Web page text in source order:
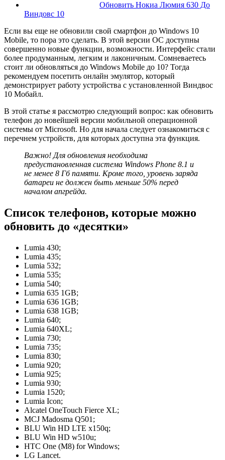
Обновить Нокиа Люмия 630 До
Виндовс 10
Если вы еще не обновили свой смартфон до Windows 10
Mobile, то пора это сделать. В этой версии ОС доступны
совершенно новые функции, возможности. Интерфейс стали
более продуманным, легким и лаконичным. Сомневаетесь
стоит ли обновляться до Windows Mobile до 10? Тогда
рекомендуем посетить онлайн эмулятор, который
демонстрирует работу устройства с установленной Виндвос
10 Мобайл.
В этой статье я рассмотрю следующий вопрос: как обновить
телефон до новейшей версии мобильной операционной
системы от Microsoft. Но для начала следует ознакомиться с
перечнем устройств, для которых доступна эта функция.
Важно! Для обновления необходима
предустановленная система Windows Phone 8.1 и
не менее 8 Гб памяти. Кроме того, уровень заряда
батареи не должен быть меньше 50% перед
началом апгрейда.
Список телефонов, которые можно
обновить до «десятки»
Lumia 430;
Lumia 435;
Lumia 532;
Lumia 535;
Lumia 540;
Lumia 635 1GB;
Lumia 636 1GB;
Lumia 638 1GB;
Lumia 640;
Lumia 640XL;
Lumia 730;
Lumia 735;
Lumia 830;
Lumia 920;
Lumia 925;
Lumia 930;
Lumia 1520;
Lumia Icon;
Alcatel OneTouch Fierce XL;
MCJ Madosma Q501;
BLU Win HD LTE x150q;
BLU Win HD w510u;
HTC One (M8) for Windows;
LG Lancet.